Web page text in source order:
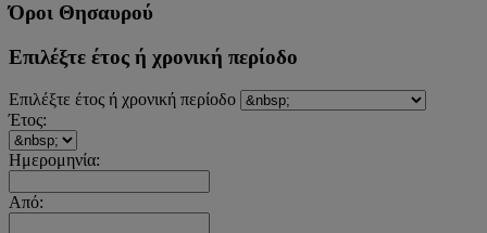
Όροι Θησαυρού
Επιλέξτε έτος ή χρονική περίοδο
Επιλέξτε έτος ή χρονική περίοδο
Έτος:
Ημερομηνία:
Από: